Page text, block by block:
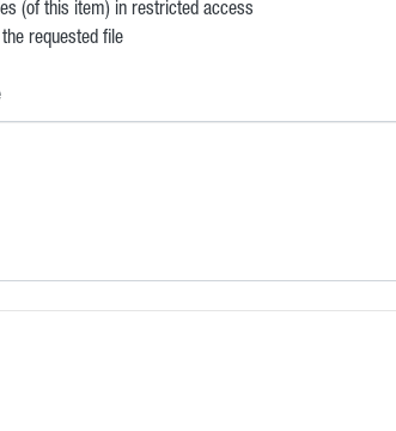
(of this item) in restricted access
requested file